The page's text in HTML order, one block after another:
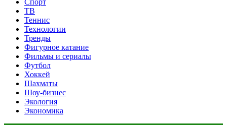
ТВ
Теннис
Технологии
Тренды
Фигурное катание
Фильмы и сериалы
Футбол
Хоккей
Шахматы
Шоу-бизнес
Экология
Экономика